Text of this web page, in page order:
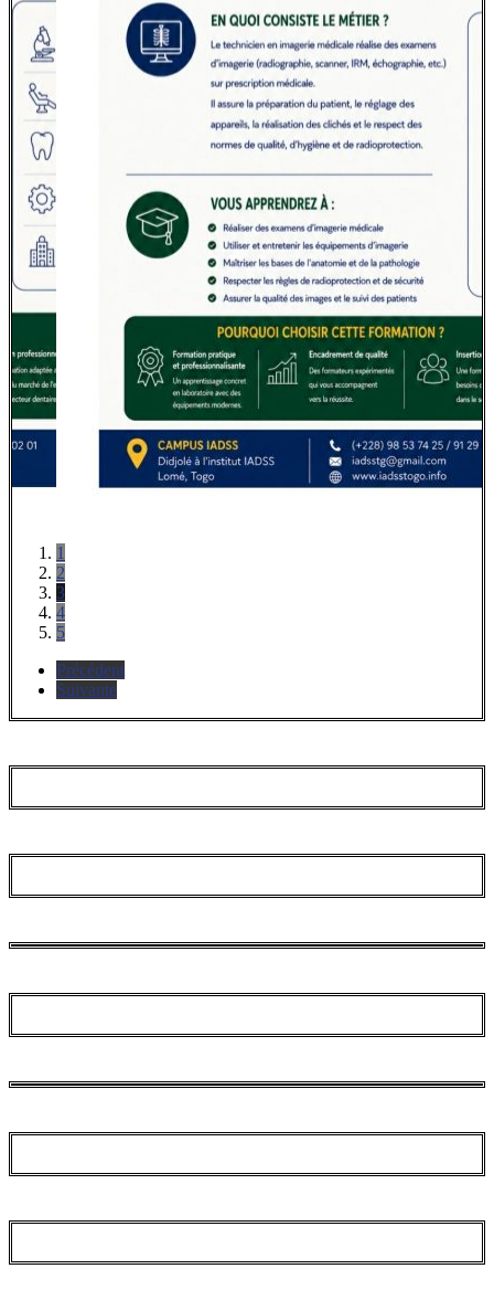
1
2
3
4
5
Précédent
Suivante